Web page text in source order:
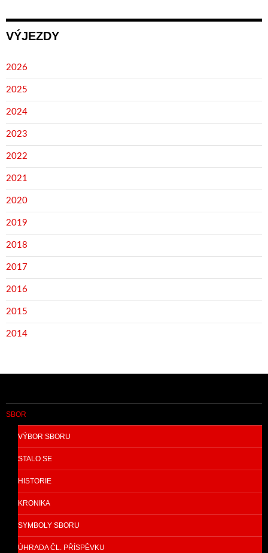
VÝJEZDY
2026
2025
2024
2023
2022
2021
2020
2019
2018
2017
2016
2015
2014
SBOR
VÝBOR SBORU
STALO SE
HISTORIE
KRONIKA
SYMBOLY SBORU
ÚHRADA ČL. PŘÍSPĚVKU